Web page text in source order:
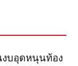
บอุดหนุนท้อง